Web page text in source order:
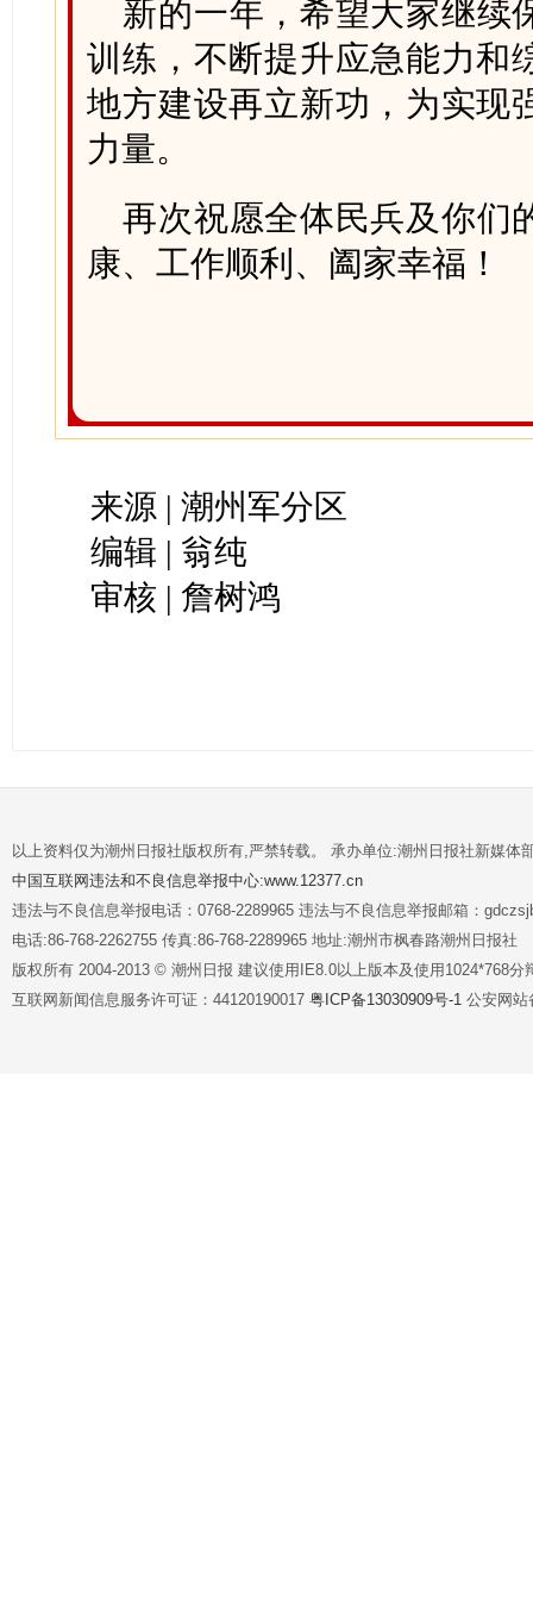
新的一年，希望大家继续
训练，不断提升应急能力和
地方建设再立新功，为实现
力量。
再次祝愿全体民兵及你们
康、工作顺利、阖家幸福！
来源 | 潮州军分区
编辑 | 翁纯
审核 | 詹树鸿
以上资料仅为潮州日报社版权所有,严禁转载。 承办单位:潮州日报社新媒体
中国互联网违法和不良信息举报中心:www.12377.cn
违法与不良信息举报电话：0768-2289965 违法与不良信息举报邮箱：
电话:86-768-2262755 传真:86-768-2289965 地址:潮州市枫春路潮州日报社
版权所有 2004-2013 © 潮州日报 建议使用IE8.0以上版本及使用1024*768分
互联网新闻信息服务许可证：44120190017 粤ICP备13030909号-1 公安网站